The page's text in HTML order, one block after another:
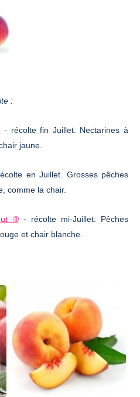
:
- récolte fin Juillet. Nectarines à
jaune.
en Juillet. Grosses pêches
comme la chair.
®- récolte mi-Juillet. Pêches
et chair blanche.